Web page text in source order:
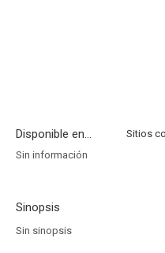
Disponible en...
Sin información
Sinopsis
Sin sinopsis